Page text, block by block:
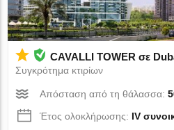
CAVALLI TOWER σε
Συγκρότημα κτιρίων
Απόσταση από τη θάλασσα:
Έτος ολοκλήρωσης: IV